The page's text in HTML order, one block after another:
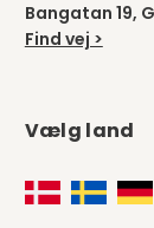
Bangatan 19,
Find vej >
Vælg land